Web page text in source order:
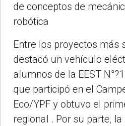
de conceptos de
robótica
Entre los proyectos más
destacó un vehículo
alumnos de la EEST
que participó en el
Eco/YPF y obtuvo el
regional . Por su parte, la